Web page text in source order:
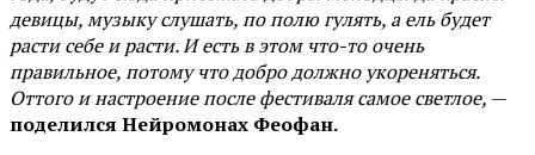
девицы, музыку слушать, по полю гулять, а ель будет
расти себе и расти. И есть в этом что-то очень
правильное, потому что добро должно укореняться.
Оттого и настроение после фестиваля самое светлое, —
поделился Нейромонах Феофан.